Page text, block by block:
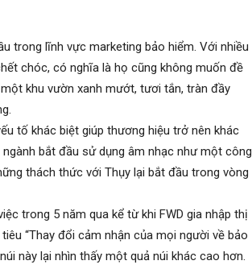
trong lĩnh vực marketing bảo hiểm. Với nhiều
chóc, có nghĩa là họ cũng không muốn đề
khu vườn xanh mướt, tươi tắn, tràn đầy
tố khác biệt giúp thương hiệu trở nên khác
bắt đầu sử dụng âm nhạc như một công
thách thức với Thụy lại bắt đầu trong vòng
trong 5 năm qua kể từ khi FWD gia nhập thị
“Thay đổi cảm nhận của mọi người về bảo
này lại nhìn thấy một quả núi khác cao hơn.